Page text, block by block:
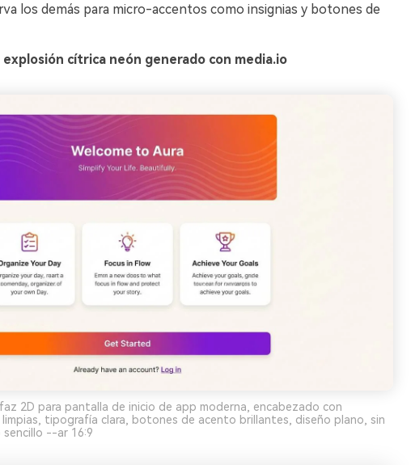
los demás para micro-accentos como insignias y botones de
cítrica neón generado con media.io
2D para pantalla de inicio de app moderna, encabezado con
tipografía clara, botones de acento brillantes, diseño plano, sin
--ar 16:9